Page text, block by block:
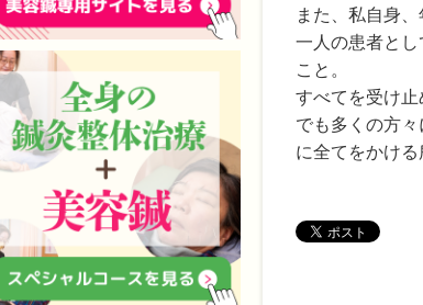
また、私自身、
一人の患者と
こと。
すべてを受け
でも多くの方
に全てをかける